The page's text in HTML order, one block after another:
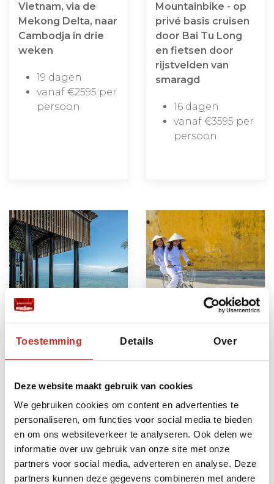
Toestemming Details Over
Deze website maakt gebruik van cookies
We gebruiken cookies om content en advertenties te
personaliseren, om functies voor social media te bieden
en om ons websiteverkeer te analyseren. Ook delen we
informatie over uw gebruik van onze site met onze
partners voor social media, adverteren en analyse. Deze
partners kunnen deze gegevens combineren met andere
Vietnam, via de
Mekong Delta, naar
Cambodja in drie
weken
19 dagen
vanaf €2595 per
persoon
Mountainbike - op
privé basis cruisen
door Bai Tu Long
en fietsen door
rijstvelden van
smaragd
16 dagen
vanaf €3595 per
persoon
Vietnam
Rondreis in Stijl
luxe
overnachtingen in
de meest
bijzondere
accommodaties
22 dagen
rondreis
hoogtepunten van
Laos, Cambodja &
Vietnam
21 dagen
vanaf €2775 per
persoon